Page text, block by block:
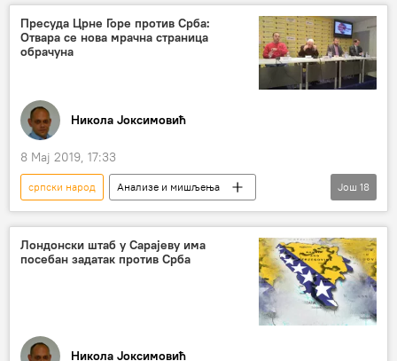
дуг
Европа Чешка
Пресуда Црне Горе против Срба:
Отвара се нова мрачна страница
обрачуна
Никола Јоксимовић
8 Мај 2019, 17:33
српски народ
Анализе и мишљења
Коментари и Аналитика
Србија
Црна Гора
Матија Бећковић
Чедомир Антић
Андрија Мандић
Милан Кнежевић
пресуда у афери "Државни удар"
Још 18
Лондонски штаб у Сарајеву има
посебан задатак против Срба
Никола Јоксимовић